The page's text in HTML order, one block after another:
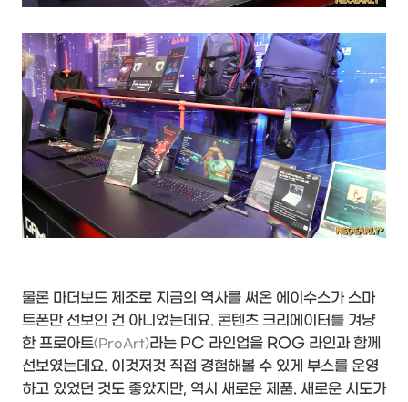
물론 마더보드 제조로 지금의 역사를 써온 에이수스가 스마
트폰만 선보인 건 아니었는데요. 콘텐츠 크리에이터를 겨냥
한 프로아트(ProArt)라는 PC 라인업을 ROG 라인과 함께
선보였는데요. 이것저것 직접 경험해볼 수 있게 부스를 운영
하고 있었던 것도 좋았지만, 역시 새로운 제품. 새로운 시도가